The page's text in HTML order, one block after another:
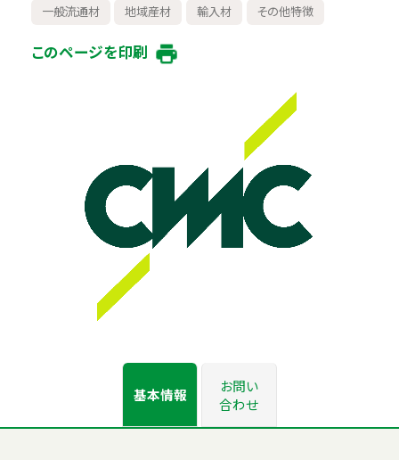
一般流通材
地域産材 輸入材 その他特徴
このページを印刷
基本情報
お問い
合わせ